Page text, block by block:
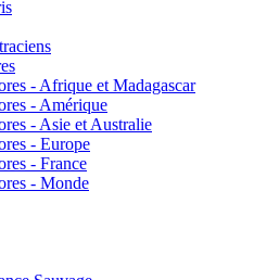
- Afrique et Madagascar
- Amérique
- Asie et Australie
- Europe
- France
- Monde